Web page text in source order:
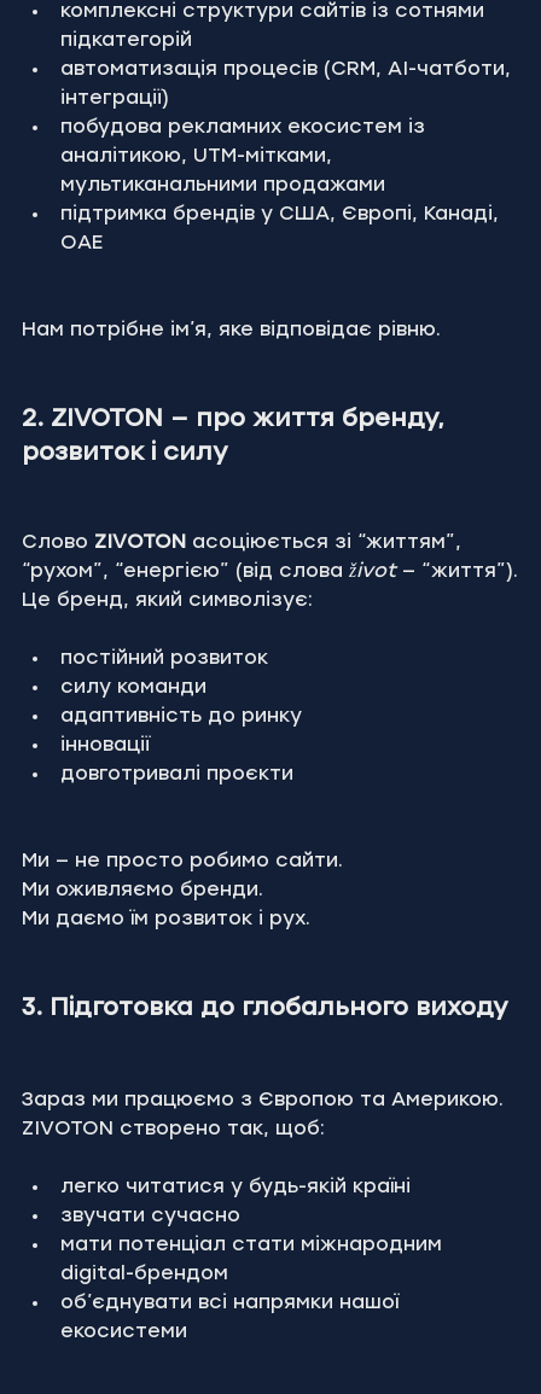
комплексні структури сайтів із сотнями
підкатегорій
автоматизація процесів (CRM, AI-чатботи,
інтеграції)
побудова рекламних екосистем із
аналітикою, UTM-мітками,
мультиканальними продажами
підтримка брендів у США, Європі, Канаді,
ОАЕ
Нам потрібне ім’я, яке відповідає рівню.
2. ZIVOTON — про життя бренду,
розвиток і силу
Слово ZIVOTON асоціюється зі “життям”,
“рухом”, “енергією” (від слова život — “життя”).
Це бренд, який символізує:
постійний розвиток
силу команди
адаптивність до ринку
інновації
довготривалі проєкти
Ми — не просто робимо сайти.
Ми оживляємо бренди.
Ми даємо їм розвиток і рух.
3. Підготовка до глобального виходу
Зараз ми працюємо з Європою та Америкою.
ZIVOTON створено так, щоб:
легко читатися у будь-якій країні
звучати сучасно
мати потенціал стати міжнародним
digital-брендом
об’єднувати всі напрямки нашої
екосистеми